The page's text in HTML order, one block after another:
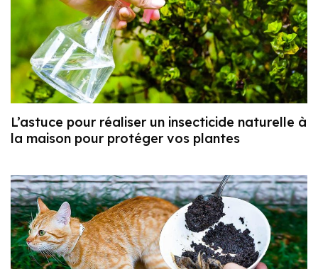
L’astuce pour réaliser un insecticide naturelle à
la maison pour protéger vos plantes